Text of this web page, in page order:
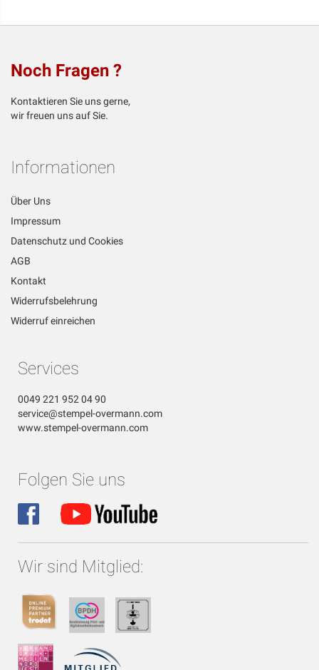
Noch Fragen ?
Kontaktieren Sie uns gerne,
wir freuen uns auf Sie.
Informationen
Über Uns
Impressum
Datenschutz und Cookies
AGB
Kontakt
Widerrufsbelehrung
Widerruf einreichen
Services
0049 221 952 04 90
service@stempel-overmann.com
www.stempel-overmann.com
Folgen Sie uns
Wir sind Mitglied: